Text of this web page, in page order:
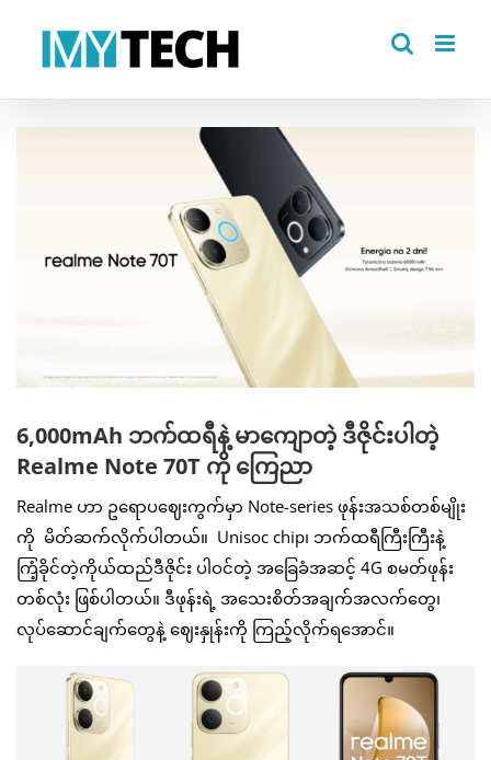
6,000mAh ဘက်ထရီနဲ့ မာကျောတဲ့ ဒီဇိုင်းပါတဲ့
Realme Note 70T ကို ကြေညာ
Realme ဟာ ဥရောပဈေးကွက်မှာ Note-series ဖုန်းအသစ်တစ်မျိုး
ကို မိတ်ဆက်လိုက်ပါတယ်။ Unisoc chip၊ ဘက်ထရီကြီးကြီးနဲ့
ကြံ့ခိုင်တဲ့ကိုယ်ထည်ဒီဇိုင်း ပါဝင်တဲ့ အခြေခံအဆင့် 4G စမတ်ဖုန်း
တစ်လုံး ဖြစ်ပါတယ်။ ဒီဖုန်းရဲ့ အသေးစိတ်အချက်အလက်တွေ၊
လုပ်ဆောင်ချက်တွေနဲ့ ဈေးနှုန်းကို ကြည့်လိုက်ရအောင်။